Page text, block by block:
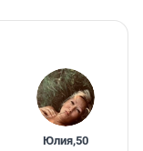
Юлия,50